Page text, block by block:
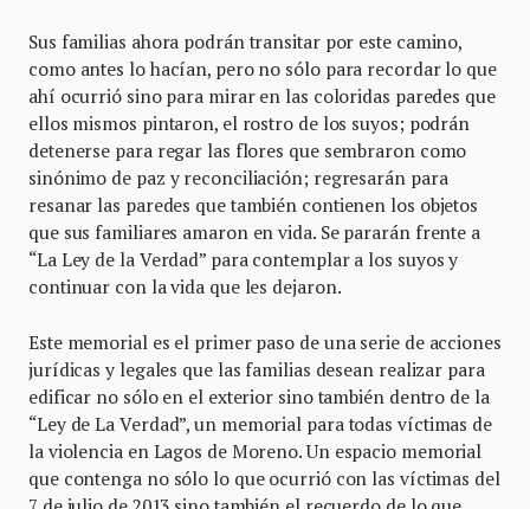
Sus familias ahora podrán transitar por este camino,
como antes lo hacían, pero no sólo para recordar lo que
ahí ocurrió sino para mirar en las coloridas paredes que
ellos mismos pintaron, el rostro de los suyos; podrán
detenerse para regar las flores que sembraron como
sinónimo de paz y reconciliación; regresarán para
resanar las paredes que también contienen los objetos
que sus familiares amaron en vida. Se pararán frente a
“La Ley de la Verdad” para contemplar a los suyos y
continuar con la vida que les dejaron.
Este memorial es el primer paso de una serie de acciones
jurídicas y legales que las familias desean realizar para
edificar no sólo en el exterior sino también dentro de la
“Ley de La Verdad”, un memorial para todas víctimas de
la violencia en Lagos de Moreno. Un espacio memorial
que contenga no sólo lo que ocurrió con las víctimas del